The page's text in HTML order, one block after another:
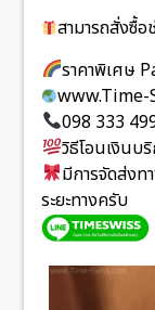
สามารถสั่งซื้อ
ราคาพิเศษ
www.Time-
098 333
วิธีโอนเงินบ
มีการจัดส่งท
ระยะทางครับ